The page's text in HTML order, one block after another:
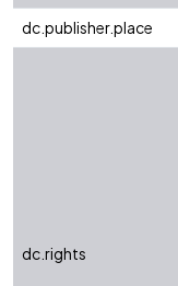
dc.publisher.place
dc.rights